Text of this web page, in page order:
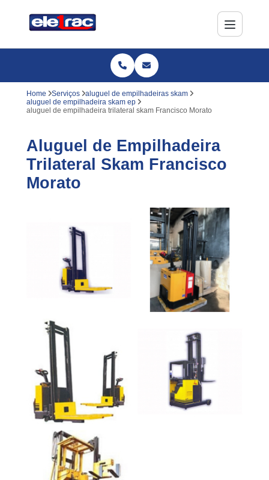
Home Serviços
aluguel de empilhadeiras skam
aluguel de empilhadeira skam ep
aluguel de empilhadeira trilateral skam Francisco Morato
Aluguel de Empilhadeira
Trilateral Skam Francisco
Morato